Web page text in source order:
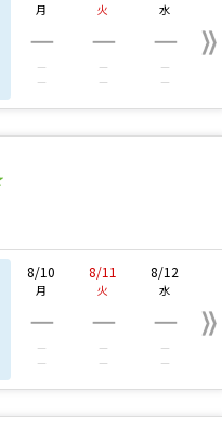
月 火 水
―
―
―
―
―
―
―
―
―
8/10
月
8/11
火
8/12
水
―
―
―
―
―
―
―
―
―